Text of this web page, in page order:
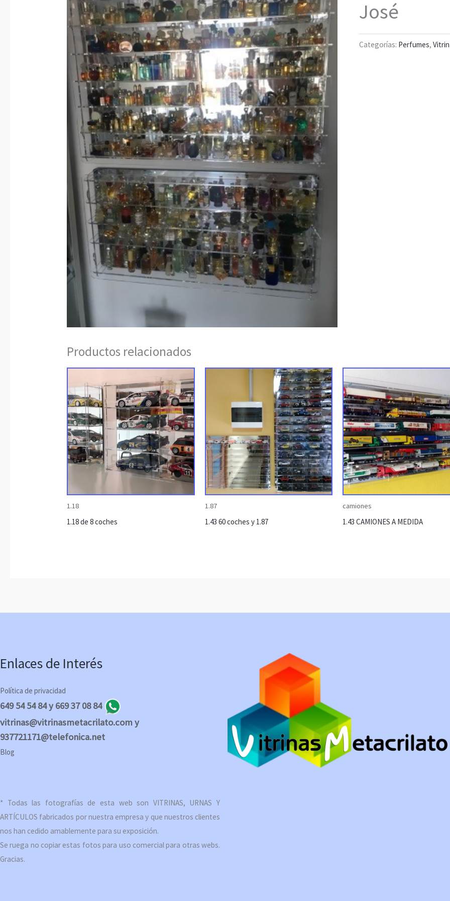
José
Categorías: Perfumes,
Productos relacionados
1.18
1.18 de 8 coches
1.87
1.43 60 coches y 1.87
camiones
1.43 CAMIONES A MEDIDA
Enlaces de Interés
Política de privacidad
649 54 54 84 y 669 37 08 84
vitrinas@vitrinasmetacrilato.com y
937721171@telefonica.net
Blog
* Todas las fotografías de esta web son VITRINAS, URNAS Y
ARTÍCULOS fabricados por nuestra empresa y que nuestros clientes
nos han cedido amablemente para su exposición.
Se ruega no copiar estas fotos para uso comercial para otras webs.
Gracias.